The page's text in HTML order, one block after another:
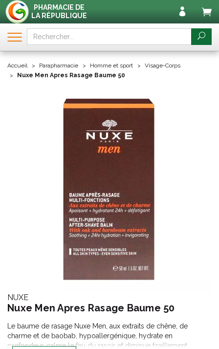
PHARMACIE DE
LA RÉPUBLIQUE
Accueil Parapharmacie Homme et sport
Visage-Corps
Nuxe Men Apres Rasage Baume 50
NUXE
Nuxe Men Apres Rasage Baume 50
Le baume de rasage Nuxe Men, aux extraits de chêne, de
charme et de baobab, hypoallergénique, hydrate en
profondeur, calme le feu du rasoir et diminue tiraillement,